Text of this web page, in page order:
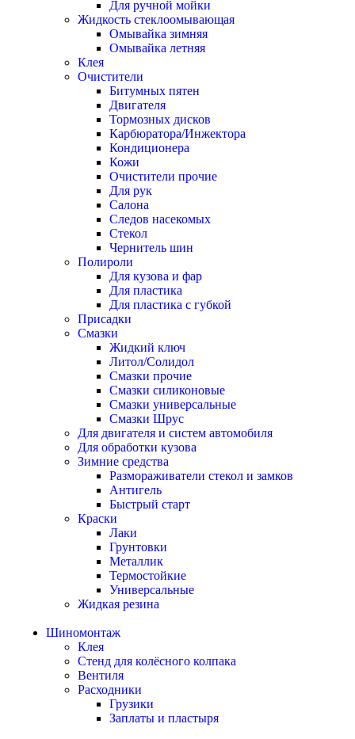
Для ручной мойки
Жидкость стеклоомывающая
Омывайка зимняя
Омывайка летняя
Клея
Очистители
Битумных пятен
Двигателя
Тормозных дисков
Карбюратора/Инжектора
Кондиционера
Кожи
Очистители прочие
Для рук
Салона
Следов насекомых
Стекол
Чернитель шин
Полироли
Для кузова и фар
Для пластика
Для пластика с губкой
Присадки
Смазки
Жидкий ключ
Литол/Солидол
Смазки прочие
Смазки силиконовые
Смазки универсальные
Смазки Шрус
Для двигателя и систем автомобиля
Для обработки кузова
Зимние средства
Размораживатели стекол и замков
Антигель
Быстрый старт
Краски
Лаки
Грунтовки
Металлик
Термостойкие
Универсальные
Жидкая резина
Шиномонтаж
Клея
Стенд для колёсного колпака
Вентиля
Расходники
Грузики
Заплаты и пластыря